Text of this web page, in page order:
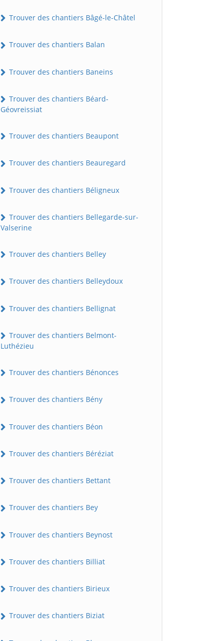
Trouver des chantiers Bâgé-le-Châtel
Trouver des chantiers Balan
Trouver des chantiers Baneins
Trouver des chantiers Béard-
Géovreissiat
Trouver des chantiers Beaupont
Trouver des chantiers Beauregard
Trouver des chantiers Béligneux
Trouver des chantiers Bellegarde-sur-
Valserine
Trouver des chantiers Belley
Trouver des chantiers Belleydoux
Trouver des chantiers Bellignat
Trouver des chantiers Belmont-
Luthézieu
Trouver des chantiers Bénonces
Trouver des chantiers Bény
Trouver des chantiers Béon
Trouver des chantiers Béréziat
Trouver des chantiers Bettant
Trouver des chantiers Bey
Trouver des chantiers Beynost
Trouver des chantiers Billiat
Trouver des chantiers Birieux
Trouver des chantiers Biziat